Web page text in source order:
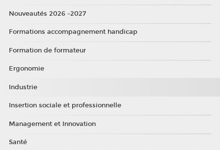
Nouveautés 2026 -2027
Formations accompagnement handicap
Formation de formateur
Ergonomie
Industrie
Insertion sociale et professionnelle
Management et Innovation
Santé